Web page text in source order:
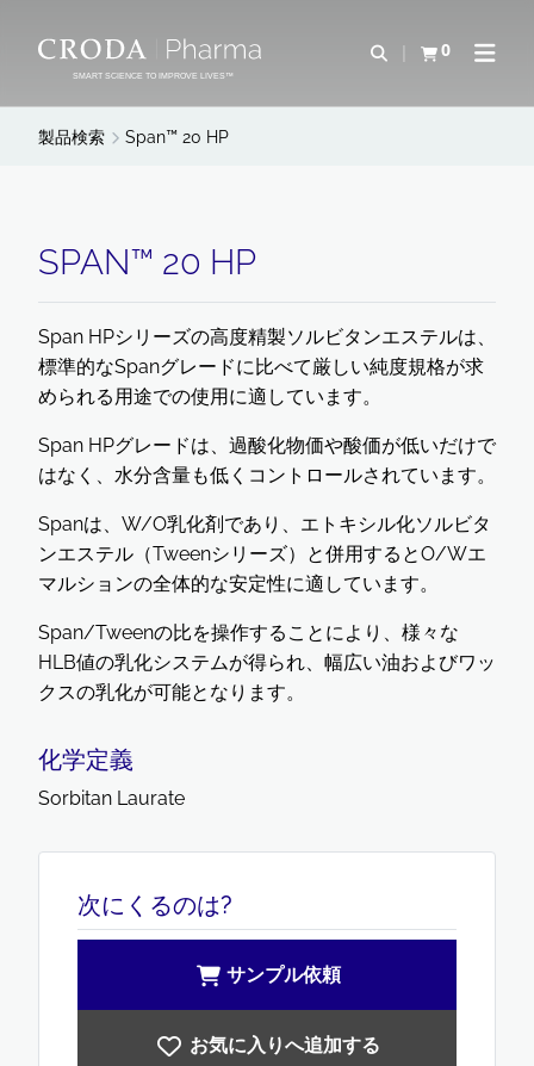
ン
ー
SMART SCIENCE TO IMPROVE LIVES™
検索を開く
0
カートを確認す
ナビ
製品検索 Span™ 20 HP
SPAN™ 20 HP
Span HPシリーズの高度精製ソルビタンエステルは、
標準的なSpanグレードに比べて厳しい純度規格が求
められる用途での使用に適しています。
Span HPグレードは、過酸化物価や酸価が低いだけで
はなく、水分含量も低くコントロールされています。
Spanは、W/O乳化剤であり、エトキシル化ソルビタ
ンエステル（Tweenシリーズ）と併用するとO/Wエ
マルションの全体的な安定性に適しています。
Span/Tweenの比を操作することにより、様々な
HLB値の乳化システムが得られ、幅広い油およびワッ
クスの乳化が可能となります。
化学定義
Sorbitan Laurate
次にくるのは?
サンプル依頼
お気に入りへ追加する